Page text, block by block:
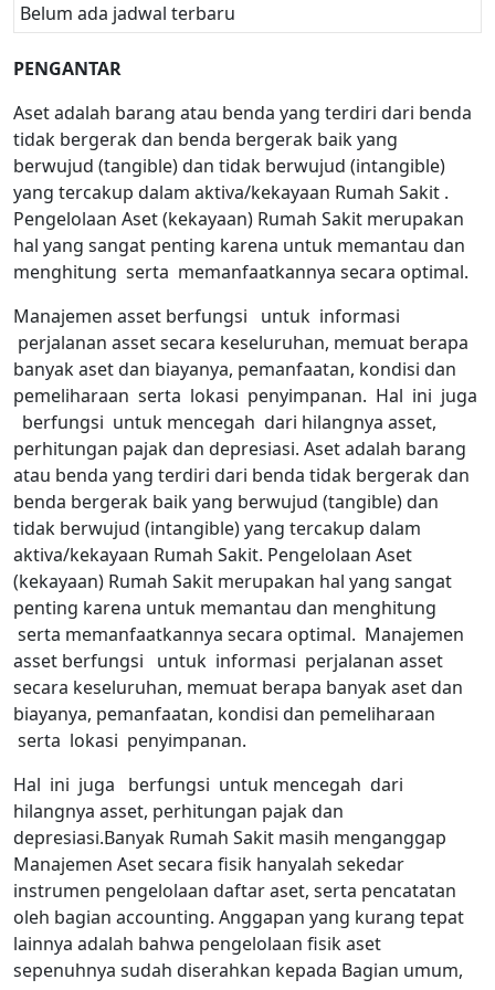
Belum ada jadwal terbaru
PENGANTAR
Aset adalah barang atau benda yang terdiri dari benda
tidak bergerak dan benda bergerak baik yang
berwujud (tangible) dan tidak berwujud (intangible)
yang tercakup dalam aktiva/kekayaan Rumah Sakit .
Pengelolaan Aset (kekayaan) Rumah Sakit merupakan
hal yang sangat penting karena untuk memantau dan
menghitung serta memanfaatkannya secara optimal.
Manajemen asset berfungsi untuk informasi
perjalanan asset secara keseluruhan, memuat berapa
banyak aset dan biayanya, pemanfaatan, kondisi dan
pemeliharaan serta lokasi penyimpanan. Hal ini juga
berfungsi untuk mencegah dari hilangnya asset,
perhitungan pajak dan depresiasi. Aset adalah barang
atau benda yang terdiri dari benda tidak bergerak dan
benda bergerak baik yang berwujud (tangible) dan
tidak berwujud (intangible) yang tercakup dalam
aktiva/kekayaan Rumah Sakit. Pengelolaan Aset
(kekayaan) Rumah Sakit merupakan hal yang sangat
penting karena untuk memantau dan menghitung
serta memanfaatkannya secara optimal. Manajemen
asset berfungsi untuk informasi perjalanan asset
secara keseluruhan, memuat berapa banyak aset dan
biayanya, pemanfaatan, kondisi dan pemeliharaan
serta lokasi penyimpanan.
Hal ini juga berfungsi untuk mencegah dari
hilangnya asset, perhitungan pajak dan
depresiasi.Banyak Rumah Sakit masih menganggap
Manajemen Aset secara fisik hanyalah sekedar
instrumen pengelolaan daftar aset, serta pencatatan
oleh bagian accounting. Anggapan yang kurang tepat
lainnya adalah bahwa pengelolaan fisik aset
sepenuhnya sudah diserahkan kepada Bagian umum,